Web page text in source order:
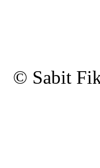
© Sabit